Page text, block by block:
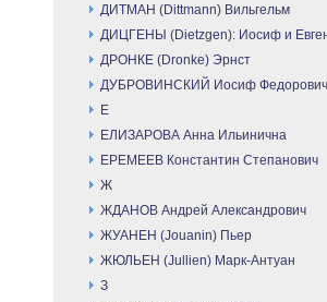
ДИТМАН (Dittmann) Вильгельм
ДИЦГЕНЫ (Dietzgen): Иосиф и
ДРОНКЕ (Dronke) Эрнст
ДУБРОВИНСКИЙ Иосиф Федорович
Е
ЕЛИЗАРОВА Анна Ильинична
ЕРЕМЕЕВ Константин Степанович
Ж
ЖДАНОВ Андрей Александрович
ЖУАНЕН (Jouanin) Пьер
ЖЮЛЬЕН (Jullien) Марк-Антуан
З